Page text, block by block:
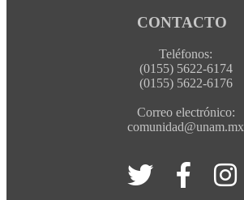
CONTACTO
Teléfonos:
(0155) 5622-6174
(0155) 5622-6176
Correo electrónico:
comunidad@unam.mx